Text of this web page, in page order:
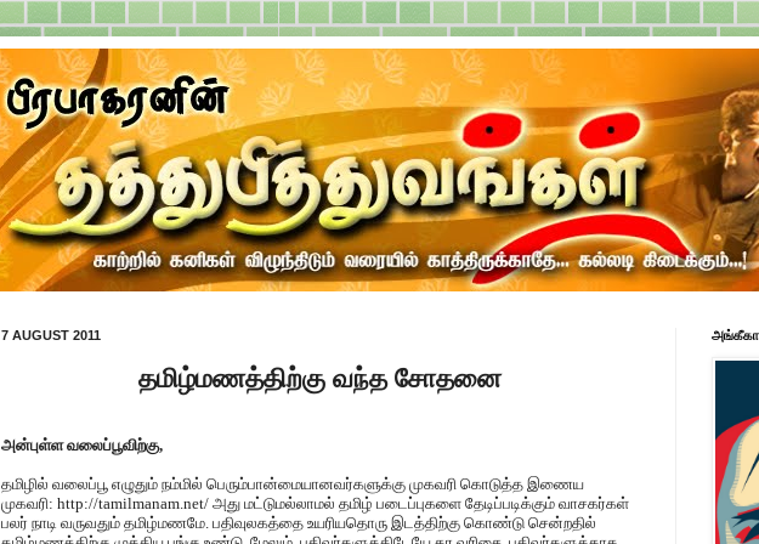
7 AUGUST 2011
தமிழ்மணத்திற்கு வந்த சோதனை
அன்புள்ள வலைப்பூவிற்கு,
தமிழில் வலைப்பூ எழுதும் நம்மில் பெரும்பான்மையானவர்களுக்கு முகவரி கொடுத்த இணைய
முகவரி: http://tamilmanam.net/ அது மட்டுமல்லாமல் தமிழ் படைப்புகளை தேடிப்படிக்கும் வாசகர்கள்
பலர் நாடி வருவதும் தமிழ்மணமே. பதிவுலகத்தை உயரியதொரு இடத்திற்கு கொண்டு சென்றதில்